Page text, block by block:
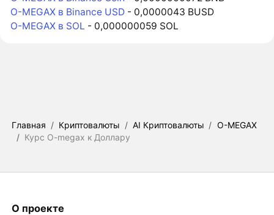
O-MEGAX в Binance USD - 0,0000043 BUSD
O-MEGAX в SOL - 0,000000059 SOL
Главная / Криптовалюты / AI Криптовалюты / O-MEGAX
/ Курс O-megax к Доллару
О проекте